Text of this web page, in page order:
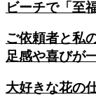
ビーチで「至
ご依頼者と私
足感や喜びが
大好きな花の